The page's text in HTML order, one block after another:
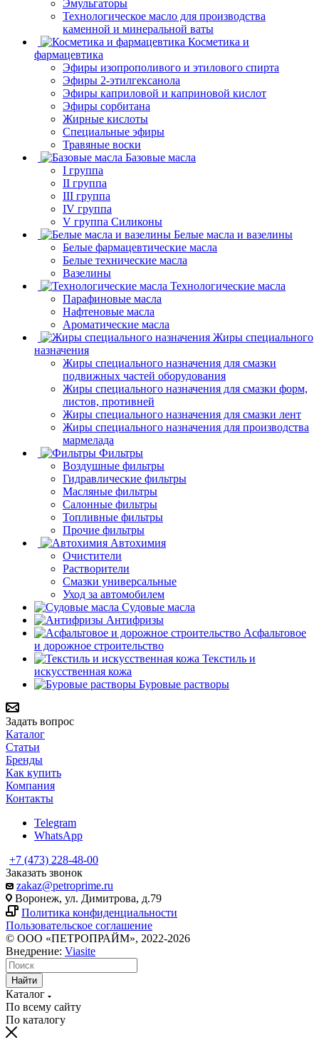
Эмульгаторы
Технологическое масло для производства
каменной и минеральной ваты
Косметика и
фармацевтика
Эфиры изопрополивого и этилового спирта
Эфиры 2-этилгексанола
Эфиры каприловой и каприновой кислот
Эфиры сорбитана
Жирные кислоты
Специальные эфиры
Травяные воски
Базовые масла
I группа
II группа
III группа
IV группа
V группа Силиконы
Белые масла и вазелины
Белые фармацевтические масла
Белые технические масла
Вазелины
Технологические масла
Парафиновые масла
Нафтеновые масла
Ароматические масла
Жиры специального
назначения
Жиры специального назначения для смазки
подвижных частей оборудования
Жиры специального назначения для смазки форм,
листов, противней
Жиры специального назначения для смазки лент
Жиры специального назначения для производства
мармелада
Фильтры
Воздушные фильтры
Гидравлические фильтры
Масляные фильтры
Салонные фильтры
Топливные фильтры
Прочие фильтры
Автохимия
Очистители
Растворители
Смазки универсальные
Уход за автомобилем
Судовые масла
Антифризы
Асфальтовое
и дорожное строительство
Текстиль и
искусственная кожа
Буровые растворы
Задать вопрос
Каталог
Статьи
Бренды
Как купить
Компания
Контакты
Telegram
WhatsApp
+7 (473) 228-48-00
Заказать звонок
zakaz@petroprime.ru
Воронеж, ул. Димитрова, д.79
Политика конфиденциальности
Пользовательское соглашение
© ООО «ПЕТРОПРАЙМ», 2022-2026
Внедрение: Viasite
Найти
Каталог
По всему сайту
По каталогу